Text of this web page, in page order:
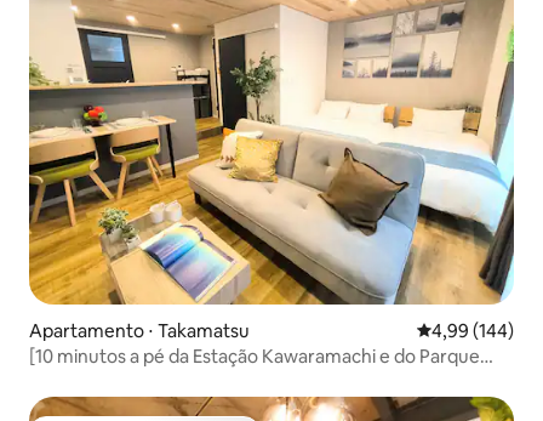
Apartamento ⋅ Takamatsu 4,99 de uma
4,99 (144)
[10 minutos a pé da Estação Kawaramachi e do Parque
Conexão direta com a rua comercial mais longa do Japão